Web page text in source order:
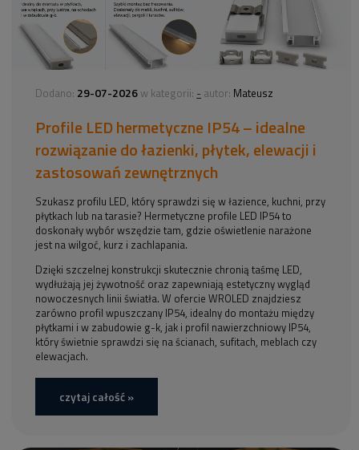
Dodano: 29-07-2026 w kategorii: - autor: Mateusz
Profile LED hermetyczne IP54 – idealne
rozwiązanie do łazienki, płytek, elewacji i
zastosowań zewnętrznych
Szukasz profilu LED, który sprawdzi się w łazience, kuchni, przy
płytkach lub na tarasie? Hermetyczne profile LED IP54 to
doskonały wybór wszędzie tam, gdzie oświetlenie narażone
jest na wilgoć, kurz i zachlapania.
Dzięki szczelnej konstrukcji skutecznie chronią taśmę LED,
wydłużają jej żywotność oraz zapewniają estetyczny wygląd
nowoczesnych linii światła. W ofercie WROLED znajdziesz
zarówno profil wpuszczany IP54, idealny do montażu między
płytkami i w zabudowie g-k, jak i profil nawierzchniowy IP54,
który świetnie sprawdzi się na ścianach, sufitach, meblach czy
elewacjach.
czytaj całość »